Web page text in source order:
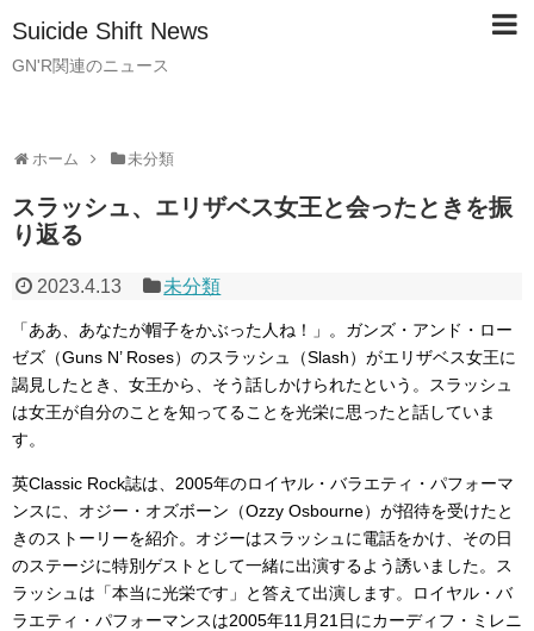
Suicide Shift News
GN'R関連のニュース
ホーム 未分類
スラッシュ、エリザベス女王と会ったときを振
り返る
2023.4.13 未分類
「ああ、あなたが帽子をかぶった人ね！」。ガンズ・アンド・ロー
ゼズ（Guns N’ Roses）のスラッシュ（Slash）がエリザベス女王に
謁見したとき、女王から、そう話しかけられたという。スラッシュ
は女王が自分のことを知ってることを光栄に思ったと話していま
す。
英Classic Rock誌は、2005年のロイヤル・バラエティ・パフォーマ
ンスに、オジー・オズボーン（Ozzy Osbourne）が招待を受けたと
きのストーリーを紹介。オジーはスラッシュに電話をかけ、その日
のステージに特別ゲストとして一緒に出演するよう誘いました。ス
ラッシュは「本当に光栄です」と答えて出演します。ロイヤル・バ
ラエティ・パフォーマンスは2005年11月21日にカーディフ・ミレニ